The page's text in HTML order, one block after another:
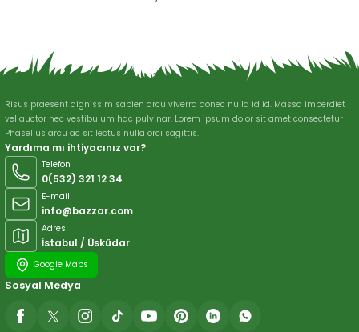
Gönder
Risus praesent dignissim sapien arcu viverra donec nulla id id. Massa imperdiet
vel auctor nec vestibulum hac pulvinar. Lorem ipsum dolor sit amet consectetur
Phasellus arcu ac sit lectus nulla orci sagittis.
Yardıma mı ihtiyacınız var?
Telefon
0(532) 321 12 34
E-mail
info@bazzar.com
Adres
İstabul / Üsküdar
Google Maps
Sosyal Medya